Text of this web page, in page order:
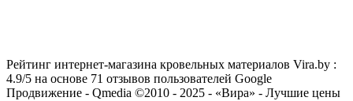
Рейтинг интернет-магазина кровельных материалов Vira.by :
4.9/5 на основе 71 отзывов пользователей Google
Продвижение - Qmedia ©2010 - 2025 - «Вира» - Лучшие цены